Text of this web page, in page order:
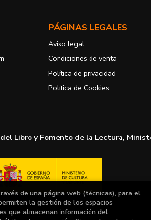
correspondiente casilla de
para mantener el fin del
los datos.
Destinatarios: no se cederán a
Derechos que asisten al Usuario:
a) Derecho a retirar el
satisfacción en el ejercicio de sus
Puede ejercer estos derechos
postal, ambos con la fotocopia
Responsable del tratamiento:
Dirección postal: Avenida
Dirección electrónica:
Si desea ampliar información
PÁGINAS LEGALES
Aviso legal
Condiciones de venta
Política de privacidad
Política de Cookies
Libro y Fomento de la Lectura,
de una página web (técnicas), para el
la gestión de los espacios
que almacenan información del